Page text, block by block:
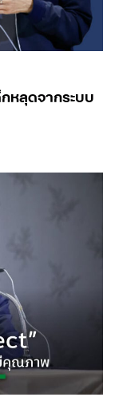
หลุดจากระบบ